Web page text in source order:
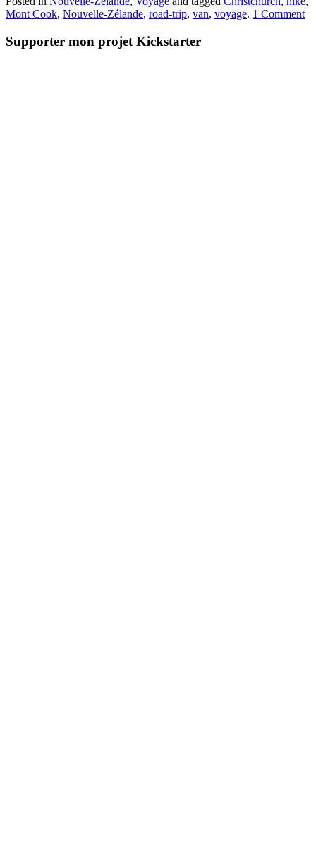
Mont Cook, Nouvelle-Zélande, road-trip, van, voyage. 1 Comment
Supporter mon projet Kickstarter